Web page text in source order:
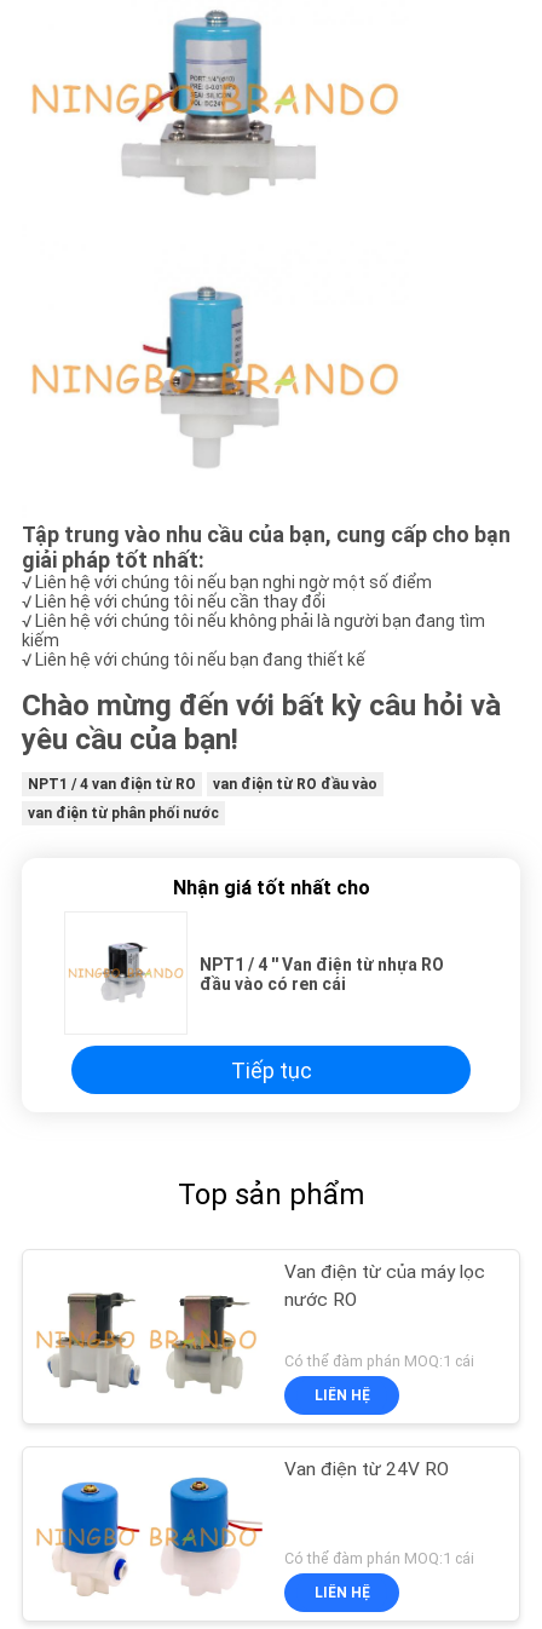
Tập trung vào nhu cầu của bạn, cung cấp cho bạn
giải pháp tốt nhất:
√ Liên hệ với chúng tôi nếu bạn nghi ngờ một số điểm
√ Liên hệ với chúng tôi nếu cần thay đổi
√ Liên hệ với chúng tôi nếu không phải là người bạn đang tìm
kiếm
√ Liên hệ với chúng tôi nếu bạn đang thiết kế
Chào mừng đến với bất kỳ câu hỏi và
yêu cầu của bạn!
NPT1 / 4 van điện từ RO
van điện từ RO đầu vào
van điện từ phân phối nước
Nhận giá tốt nhất cho
NPT1 / 4 '' Van điện từ nhựa RO
đầu vào có ren cái
Tiếp tục
Top sản phẩm
Van điện từ của máy lọc
nước RO
Có thể đàm phán MOQ:1 cái
LIÊN HỆ
Van điện từ 24V RO
Có thể đàm phán MOQ:1 cái
LIÊN HỆ